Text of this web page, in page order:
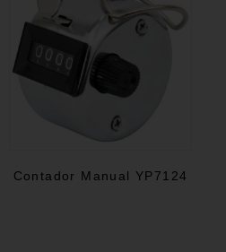
Contador Manual YP7124